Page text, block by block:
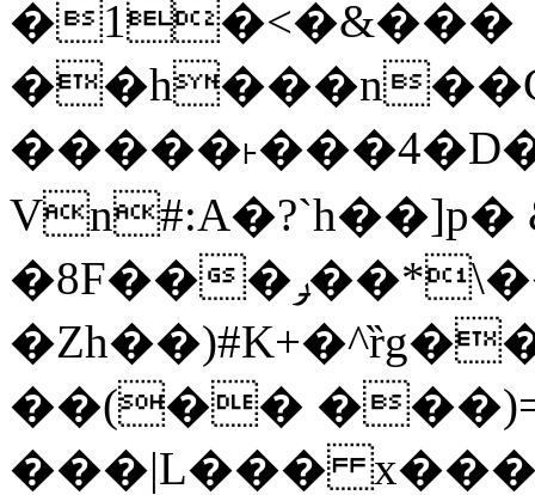
�1�<�&���
Vn#:A�?`h��]p�
�8F���ݛ��*\��U��S
��(��
���|L���